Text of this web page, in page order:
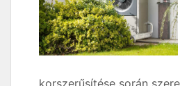
korszerűsítése során